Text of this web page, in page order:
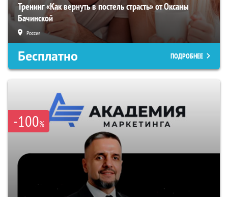
Тренинг «Как вернуть в постель страсть» от Оксаны
Бачинской
Россия
Бесплатно ПОДРОБНЕЕ
-100%